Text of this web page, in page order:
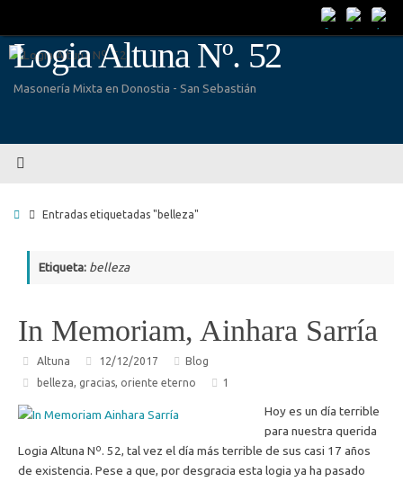
contenido
Logia Altuna Nº. 52
Masonería Mixta en Donostia - San Sebastián
InicioEntradas etiquetadas "belleza"
Etiqueta: belleza
In Memoriam, Ainhara Sarría
Altuna 12/12/2017
Blog
belleza, gracias, oriente eterno 1
Hoy es un día terrible
para nuestra querida
Logia Altuna Nº. 52, tal vez el día más terrible de sus casi 17 años
de existencia. Pese a que, por desgracia esta logia ya ha pasado